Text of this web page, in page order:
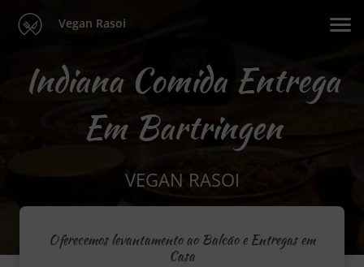
Vegan Rasoi
Indiana Comida Entrega
Em Bartringen
VEGAN RASOI
Oferecemos levantamento ao Balcão e Entregas em
Casa